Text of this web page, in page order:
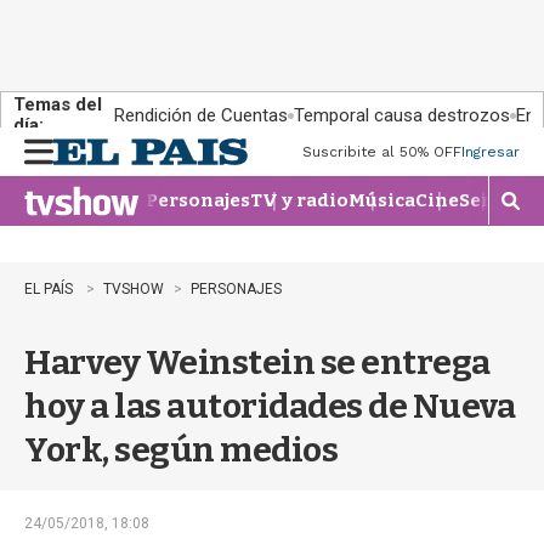
Temas del
día:
Rendición de Cuentas Temporal causa destrozos En
n
u
Suscribite al 50% OFFIngresar
PersonajesTV y radioMúsicaCineSeries
M
o
�
EL PAÍS TVSHOW PERSONAJES
Harvey Weinstein se entrega
hoy a las autoridades de Nueva
York, según medios
24/05/2018, 18:08